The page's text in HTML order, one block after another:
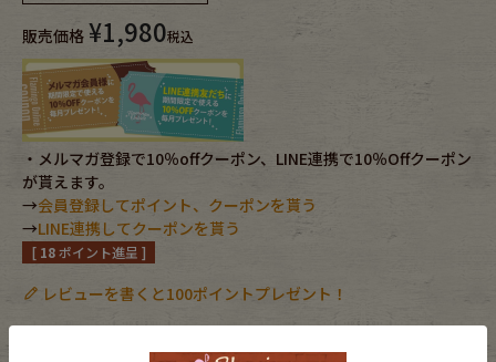
Tops
Outer
Fafatt
小物・アクセサリーから探す
Eye Wear
販売価格 ¥1,980税込
・メルマガ登録で10％offクーポン、LINE連携で10％Offクーポン
が貰えます。
→会員登録してポイント、クーポンを貰う
→LINE連携してクーポンを貰う
[ 18ポイント進呈 ]
レビューを書くと100ポイントプレゼント！